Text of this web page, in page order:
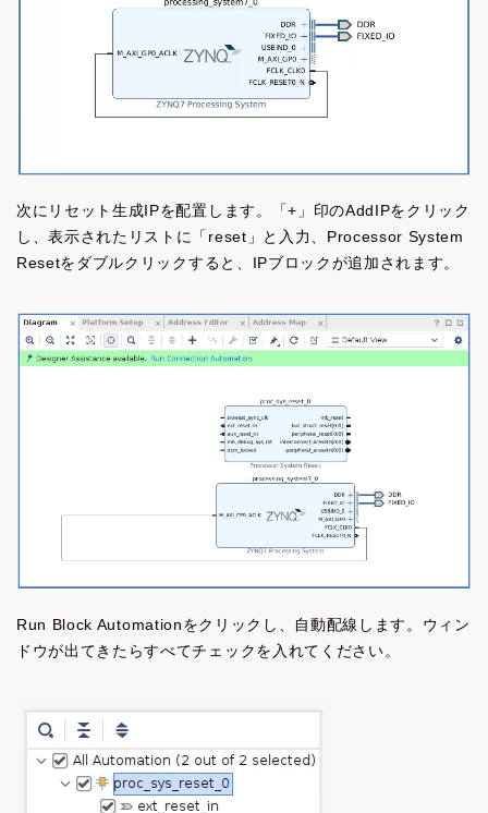
次にリセット生成IPを配置します。「+」印のAddIPをクリック
し、表示されたリストに「reset」と入力、Processor System
Resetをダブルクリックすると、IPブロックが追加されます。
Run Block Automationをクリックし、自動配線します。ウィン
ドウが出てきたらすべてチェックを入れてください。